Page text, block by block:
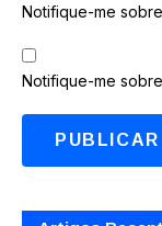
Notifique-me
Notifique-me